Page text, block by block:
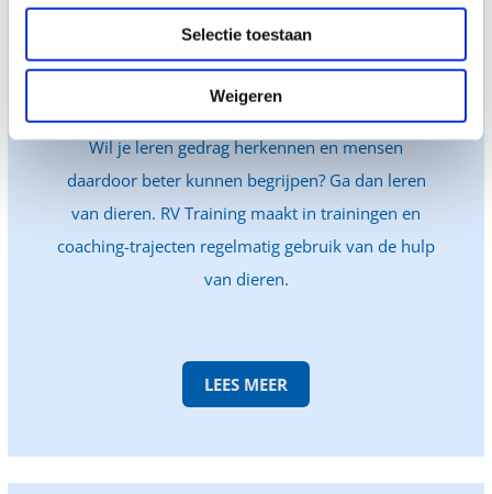
Selectie toestaan
Weigeren
Wil je leren gedrag herkennen en mensen
daardoor beter kunnen begrijpen? Ga dan leren
van dieren. RV Training maakt in trainingen en
coaching-trajecten regelmatig gebruik van de hulp
van dieren.
LEES MEER